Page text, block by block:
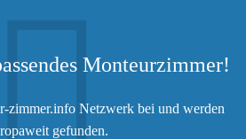
Monteurzimmer!
zimmer.info Netzwerk bei und werden
gefunden.